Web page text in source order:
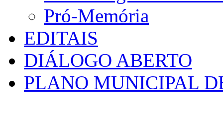
Pró-Memória
EDITAIS
DIÁLOGO ABERTO
PLANO MUNICIPAL